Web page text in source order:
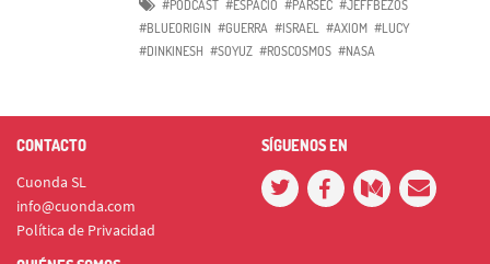
#PODCAST #ESPACIO #PARSEC #JEFFBEZOS
#BLUEORIGIN #GUERRA #ISRAEL #AXIOM #LUCY
#DINKINESH #SOYUZ #ROSCOSMOS #NASA
CONTACTO
Cuonda SL
info@cuonda.com
Política de Privacidad
SÍGUENOS EN